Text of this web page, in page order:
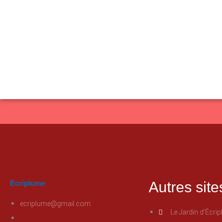
Ecriplume
ecriplume@gmail.com
Autres
Le Jardin